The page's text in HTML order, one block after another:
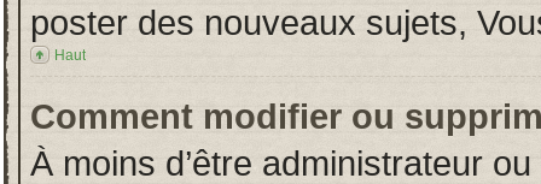
poster des nouveaux sujets,
Haut
Comment modifier ou
À moins d’être administrateur